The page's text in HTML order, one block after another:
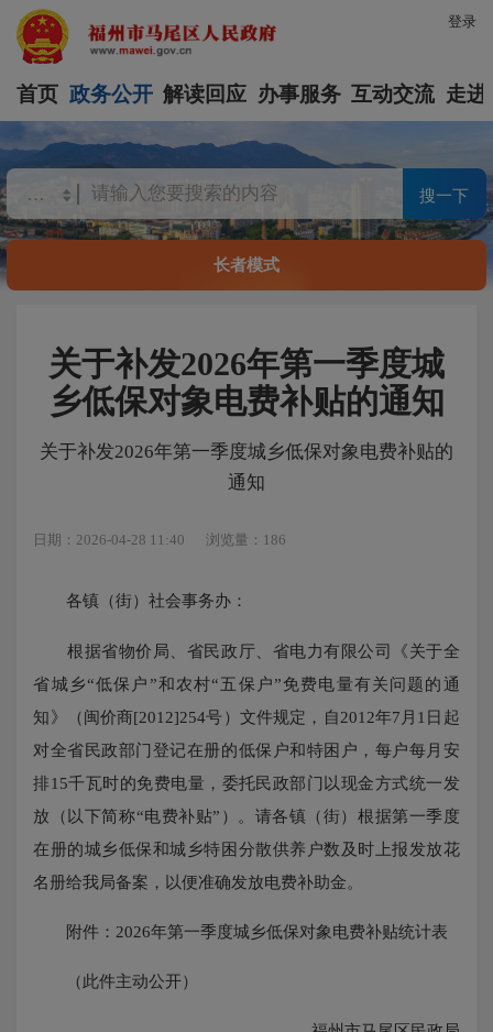
登录
首页 政务公开 解读回应 办事服务 互动交流 走进
搜一下
长者模式
关于补发2026年第一季度城
乡低保对象电费补贴的通知
关于补发2026年第一季度城乡低保对象电费补贴的
通知
日期：2026-04-28 11:40 浏览量：186
各镇（街）社会事务办：
根据省物价局、省民政厅、省电力有限公司《关于全
省城乡“低保户”和农村“五保户”免费电量有关问题的通
知》（闽价商[2012]254号）文件规定，自2012年7月1日起
对全省民政部门登记在册的低保户和特困户，每户每月安
排15千瓦时的免费电量，委托民政部门以现金方式统一发
放（以下简称“电费补贴”）。请各镇（街）根据第一季度
在册的城乡低保和城乡特困分散供养户数及时上报发放花
名册给我局备案，以便准确发放电费补助金。
附件：2026年第一季度城乡低保对象电费补贴统计表
（此件主动公开）